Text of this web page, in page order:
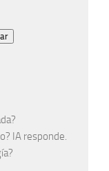
IA responde.